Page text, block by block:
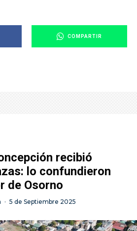
COMPARTIR
recibió
lo confundieron
de Osorno
· 5 de Septiembre 2025